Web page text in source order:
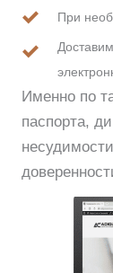
При
Именно по
паспорта,